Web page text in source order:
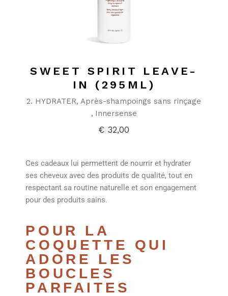
SWEET SPIRIT LEAVE-
IN (295ML)
2. HYDRATER Après-shampoings sans rinçage
Innersense
€ 32,00
Ces cadeaux lui permettent de nourrir et hydrater
ses cheveux avec des produits de qualité, tout en
respectant sa routine naturelle et son engagement
pour des produits sains.
POUR LA
COQUETTE QUI
ADORE LES
BOUCLES
PARFAITES